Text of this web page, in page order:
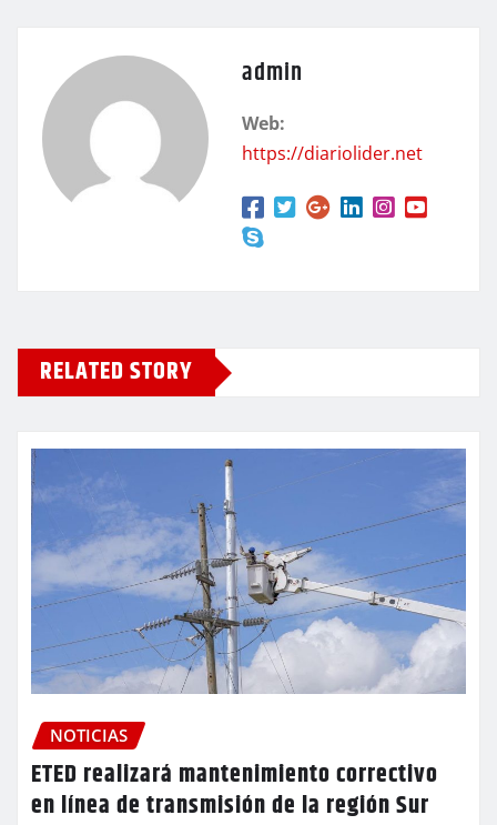
admin
Web:
https://diariolider.net
RELATED STORY
NOTICIAS
ETED realizará mantenimiento correctivo
en línea de transmisión de la región Sur